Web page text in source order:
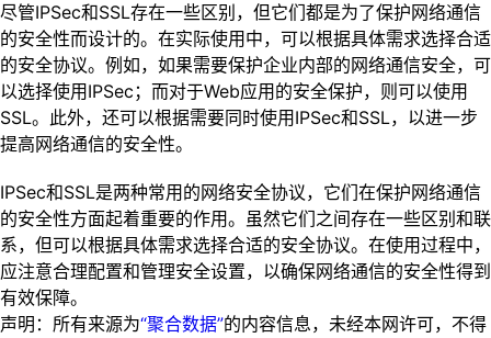
尽管IPSec和SSL存在一些区别，但它们都是为了保护网络通信
的安全性而设计的。在实际使用中，可以根据具体需求选择合适
的安全协议。例如，如果需要保护企业内部的网络通信安全，可
以选择使用IPSec；而对于Web应用的安全保护，则可以使用
SSL。此外，还可以根据需要同时使用IPSec和SSL，以进一步
提高网络通信的安全性。
IPSec和SSL是两种常用的网络安全协议，它们在保护网络通信
的安全性方面起着重要的作用。虽然它们之间存在一些区别和联
系，但可以根据具体需求选择合适的安全协议。在使用过程中，
应注意合理配置和管理安全设置，以确保网络通信的安全性得到
有效保障。
声明：所有来源为“聚合数据”的内容信息，未经本网许可，不得